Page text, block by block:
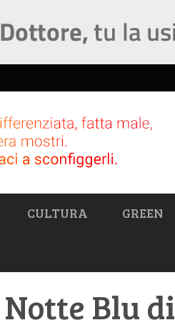
CULTURA GREEN
Blu di